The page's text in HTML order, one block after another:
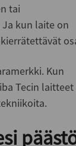
tai
kun laite on
Kun
Tecin laitteet